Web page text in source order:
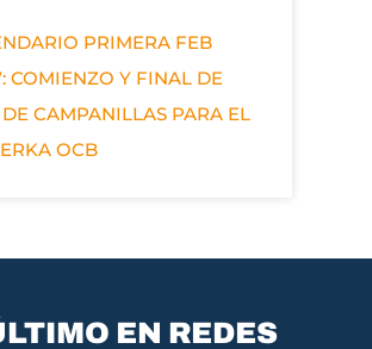
PRIMERA FEB
COMIENZO Y FINAL DE
CAMPANILLAS PARA EL
OCB
EN REDES